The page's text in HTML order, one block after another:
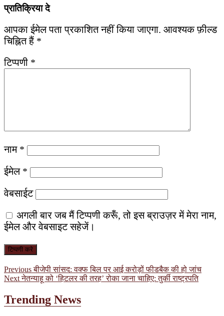
प्रातिक्रिया दे
आपका ईमेल पता प्रकाशित नहीं किया जाएगा. आवश्यक फ़ील्ड
चिह्नित हैं *
टिप्पणी *
नाम *
ईमेल *
वेबसाईट
अगली बार जब मैं टिप्पणी करूँ, तो इस ब्राउज़र में मेरा नाम,
ईमेल और वेबसाइट सहेजें।
पोस्ट
नेविगेशन
PreviousPrevious
post:
बीजेपी सांसद: वक्फ बिल पर आई करोड़ों फीडबैक की हो जांच
NextNext
नेतन्याहू को ‘हिटलर की तरह’ रोका जाना चाहिए: तुर्की राष्ट्रपति
Trending News